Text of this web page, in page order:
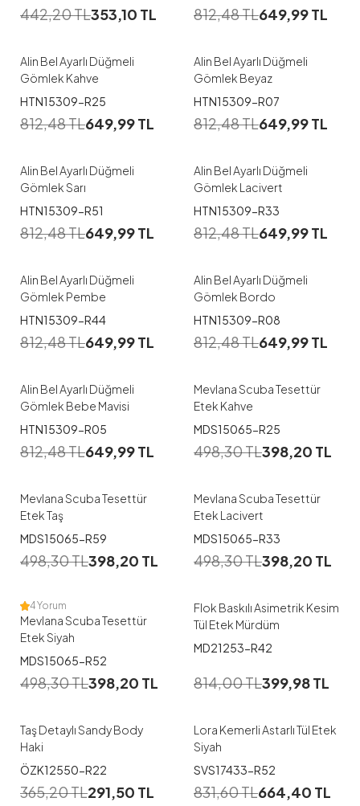
442,20TL353,10 TL 812,48TL649,99TL
S M L XL
Alin Bel Ayarlı Düğmeli
Gömlek Kahve
HTN15309-R25
812,48TL649,99TL
S M L XL
Alin Bel Ayarlı Düğmeli
Gömlek Beyaz
HTN15309-R07
812,48TL649,99TL
S M L XL
Alin Bel Ayarlı Düğmeli
Gömlek Sarı
HTN15309-R51
812,48TL649,99TL
S M L XL
Alin Bel Ayarlı Düğmeli
Gömlek Lacivert
HTN15309-R33
812,48TL649,99TL
S M L XL
Alin Bel Ayarlı Düğmeli
Gömlek Pembe
HTN15309-R44
812,48TL649,99TL
S M L XL
Alin Bel Ayarlı Düğmeli
Gömlek Bordo
HTN15309-R08
812,48TL649,99TL
S XL
Alin Bel Ayarlı Düğmeli
Gömlek Bebe Mavisi
HTN15309-R05
812,48TL649,99TL
38 40 42 44
46
48
Mevlana Scuba Tesettür
Etek Kahve
MDS15065-R25
498,30TL398,20 TL
38 42 44 46 48
Mevlana Scuba Tesettür
Etek Taş
MDS15065-R59
498,30TL398,20 TL
38 40 42 44 46
48
Mevlana Scuba Tesettür
Etek Lacivert
MDS15065-R33
498,30TL398,20 TL
38 40 42 44 46
48
4 Yorum
Mevlana Scuba Tesettür
Etek Siyah
MDS15065-R52
498,30TL398,20 TL
38 40 42 44 46
Flok Baskılı Asimetrik Kesim
Tül Etek Mürdüm
MD21253-R42
814,00TL399,98TL
M L
Taş Detaylı Sandy Body
Haki
ÖZK12550-R22
365,20TL291,50 TL
Lora Kemerli Astarlı Tül Etek
Siyah
SVS17433-R52
831,60TL664,40 TL